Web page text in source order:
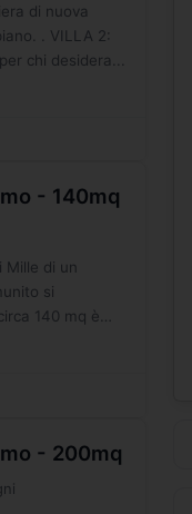
di nuova
. VILLA 2:
chi desidera...
- 140mq
Mille di un
si
140 mq è
- 200mq